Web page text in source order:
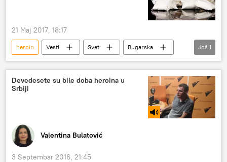
21 Maj 2017, 18:17
heroin Vesti Svet
Bugarska
Evropa
Još 1
Devedesete su bile doba heroina u
Srbiji
Valentina Bulatović
3 Septembar 2016, 21:45